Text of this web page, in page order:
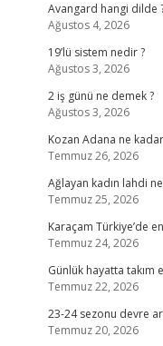
Avangard hangi dilde
Ağustos 4, 2026
19’lü sistem nedir ?
Ağustos 3, 2026
2 iş günü ne demek ?
Ağustos 3, 2026
Kozan Adana ne
Temmuz 26, 2026
Ağlayan kadın lahdi
Temmuz 25, 2026
Karaçam Türkiye’de
Temmuz 24, 2026
Günlük hayatta takım
Temmuz 22, 2026
23-24 sezonu devre
Temmuz 20, 2026